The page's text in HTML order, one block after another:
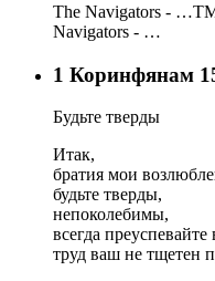
The Navigators - …
Navigators - …
1 Коринфянам
Будьте тверды
Итак,
братия мои
будьте тверды,
непоколебимы,
всегда
труд ваш не тщетен